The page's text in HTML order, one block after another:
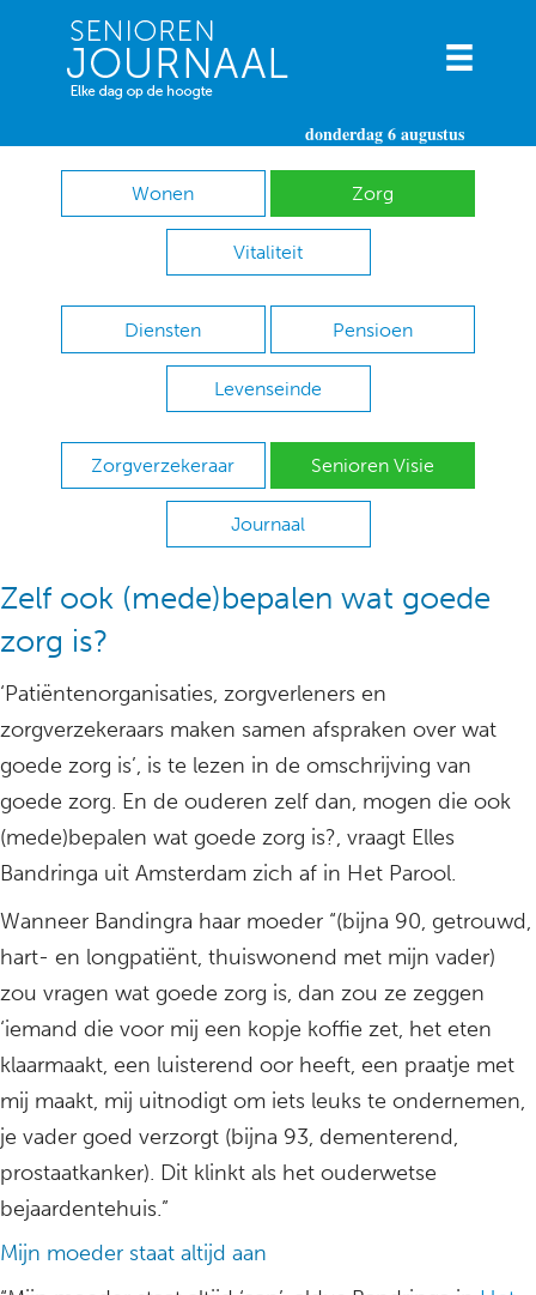
donderdag 6 augustus
Wonen Zorg
Vitaliteit
Diensten Pensioen
Levenseinde
Zorgverzekeraar Senioren Visie
Journaal
Zelf ook (mede)bepalen wat goede
zorg is?
‘Patiëntenorganisaties, zorgverleners en
zorgverzekeraars maken samen afspraken over wat
goede zorg is’, is te lezen in de omschrijving van
goede zorg. En de ouderen zelf dan, mogen die ook
(mede)bepalen wat goede zorg is?, vraagt Elles
Bandringa uit Amsterdam zich af in Het Parool.
Wanneer Bandingra haar moeder “(bijna 90, getrouwd,
hart- en longpatiënt, thuiswonend met mijn vader)
zou vragen wat goede zorg is, dan zou ze zeggen
‘iemand die voor mij een kopje koffie zet, het eten
klaarmaakt, een luisterend oor heeft, een praatje met
mij maakt, mij uitnodigt om iets leuks te ondernemen,
je vader goed verzorgt (bijna 93, dementerend,
prostaatkanker). Dit klinkt als het ouderwetse
bejaardentehuis.”
Mijn moeder staat altijd aan